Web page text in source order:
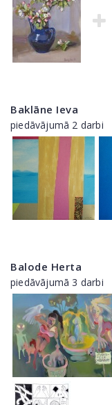
Baklāne Ieva
piedāvājumā 2 darbi
Balode Herta
piedāvājumā 3 darbi